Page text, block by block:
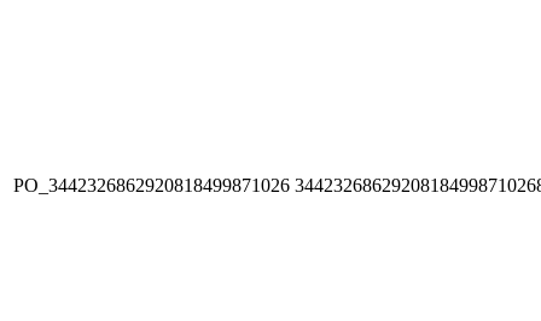
PO_3442326862920818499871026